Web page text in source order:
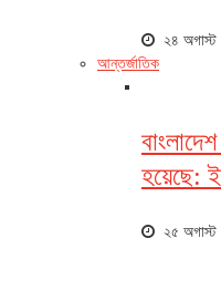
২৪
আন্তর্জাতিক
হয়েছে:
২৫